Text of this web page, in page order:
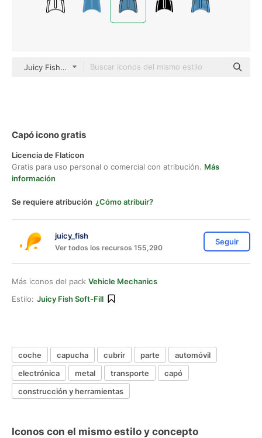
Juicy Fish Soft-fill
Capó icono gratis
Licencia de Flaticon
Gratis para uso personal o comercial con atribución. Más
información
Se requiere atribución ¿Cómo atribuir?
juicy_fish
Ver todos los recursos 155,290
Seguir
Más iconos del pack Vehicle Mechanics
Estilo: Juicy Fish Soft-Fill
coche capucha cubrir parte
automóvil
electrónica
metal transporte
capó
construcción y herramientas
Iconos con el mismo estilo y concepto